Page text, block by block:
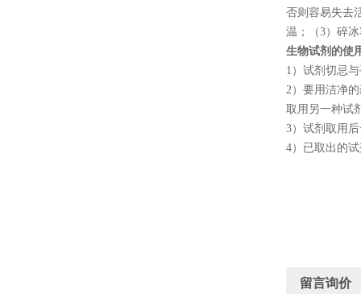
否则容易失去
温；（3）碎
生物试剂的使
1 ）试剂切忌
2）要用洁净
取用另一种试
3）试剂取用
4）已取出的
留言询价